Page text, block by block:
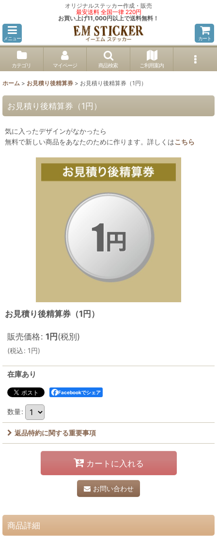
オリジナルステッカー作成・販売
最安送料 全国一律 220円
お買い上げ11,000円以上で送料無料！
メニュー カート
カテゴリ マイページ 商品検索 ご利用案内
ホーム > お見積り後精算券 > お見積り後精算券（1円）
お見積り後精算券（1円）
気に入ったデザインがなかったら
無料で新しい商品をあなたのために作ります。詳しくはこちら
お見積り後精算券（1円）
販売価格: 1円(税別)
(税込: 1円)
在庫あり
Facebookでシェア
数量:
返品特約に関する重要事項
カートに入れる
お問い合わせ
商品詳細